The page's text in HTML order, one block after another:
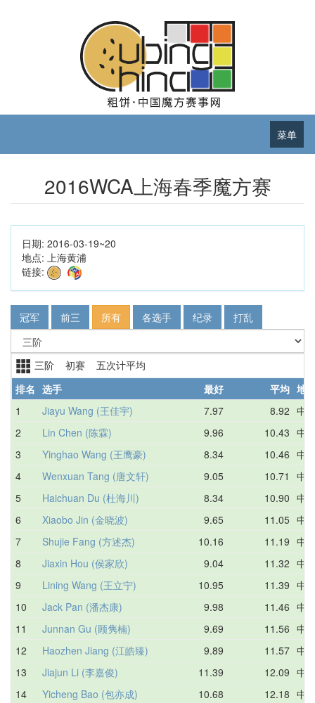
菜单
2016WCA上海春季魔方赛
日期: 2016-03-19~20
地点: 上海黄浦
链接:
冠军 前三 所有 各选手 纪录 打乱
三阶 初赛 五次计平均
排名 选手 最好 平均 地
1
Jiayu Wang (王佳宇) 7.97 8.92 中
2
Lin Chen (陈霖) 9.96 10.43 中
3
Yinghao Wang (王鹰豪) 8.34 10.46 中
4
Wenxuan Tang (唐文轩) 9.05 10.71
中
5
Haichuan Du (杜海川) 8.34 10.90 中
6
Xiaobo Jin (金晓波) 9.65 11.05 中
7
Shujie Fang (方述杰) 10.16 11.19 中
8
Jiaxin Hou (侯家欣) 9.04 11.32 中
9
Lining Wang (王立宁) 10.95 11.39 中
10
Jack Pan (潘杰康) 9.98 11.46 中
11
Junnan Gu (顾隽楠) 9.69 11.56 中
12
Haozhen Jiang (江皓臻) 9.89 11.57 中
13
Jiajun Li (李嘉俊) 11.39 12.09 中
14
Yicheng Bao (包亦成) 10.68 12.18 中